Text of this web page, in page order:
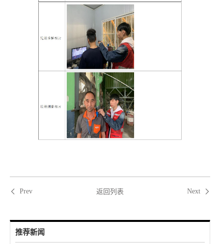
Prev 返回列表 Next
推荐新闻